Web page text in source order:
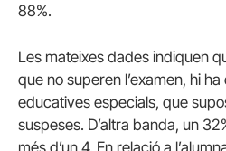
88%.
Les mateixes dades indiquen
que no superen l’examen, hi
educatives especials, que
suspeses. D’altra banda, un
més d’un 4. En relació a